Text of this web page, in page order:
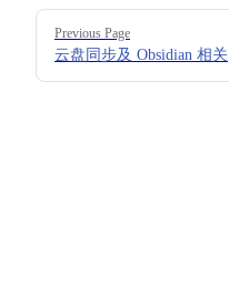
Pager
Previous Page
云盘同步及 Obsidian 相关